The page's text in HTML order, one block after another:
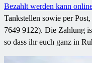
Bezahlt werden kann
Tankstellen sowie per
7649 9122). Die Zahlung
so dass ihr euch ganz in